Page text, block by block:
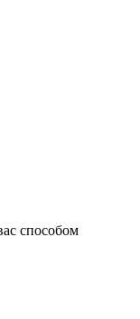
способом